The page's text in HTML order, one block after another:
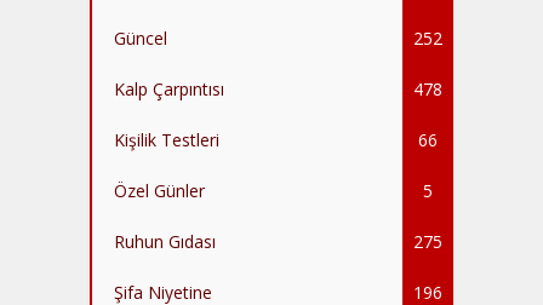
Güncel 252
Kalp Çarpıntısı 478
Kişilik Testleri 66
Özel Günler 5
Ruhun Gıdası 275
Şifa Niyetine 196